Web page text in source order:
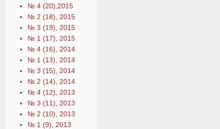
№ 4 (20),2015
№ 2 (18), 2015
№ 3 (19), 2015
№ 1 (17), 2015
№ 4 (16), 2014
№ 1 (13), 2014
№ 3 (15), 2014
№ 2 (14), 2014
№ 4 (12), 2013
№ 3 (11), 2013
№ 2 (10), 2013
№ 1 (9), 2013